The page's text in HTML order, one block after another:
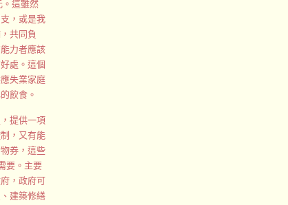
。這雖然
，或是我
共同負
力者應該
處。這個
失業家庭
飲食。
提供一項
，又有能
券，這些
要。主要
，政府可
建築修繕